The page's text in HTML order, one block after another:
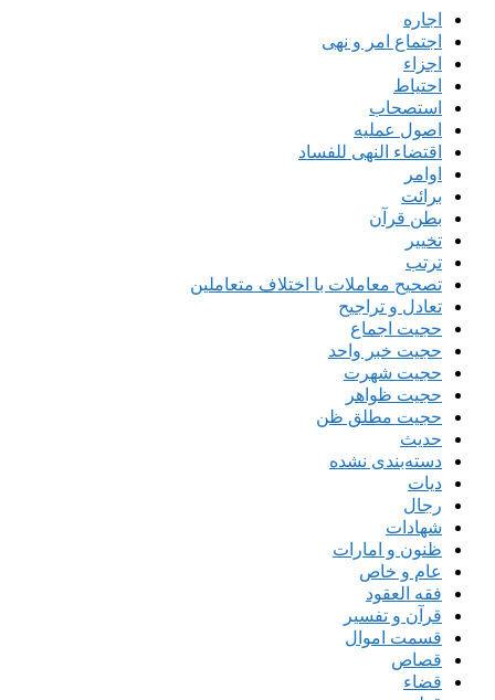
اجاره
اجتماع امر و نهی
اجزاء
احتیاط
استصحاب
اصول عملیه
اقتضاء النهی للفساد
اوامر
برائت
بطن قرآن
تخییر
ترتب
تصحیح معاملات با اختلاف متعاملین
تعادل و تراجیح
حجیت اجماع
حجیت خبر واحد
حجیت شهرت
حجیت ظواهر
حجیت مطلق ظن
حدیث
دسته‌بندی نشده
دیات
رجال
شهادات
ظنون و امارات
عام و خاص
فقه العقود
قرآن و تفسیر
قسمت اموال
قصاص
قضاء